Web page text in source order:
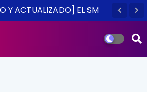
Y ACTUALIZADO] EL SM